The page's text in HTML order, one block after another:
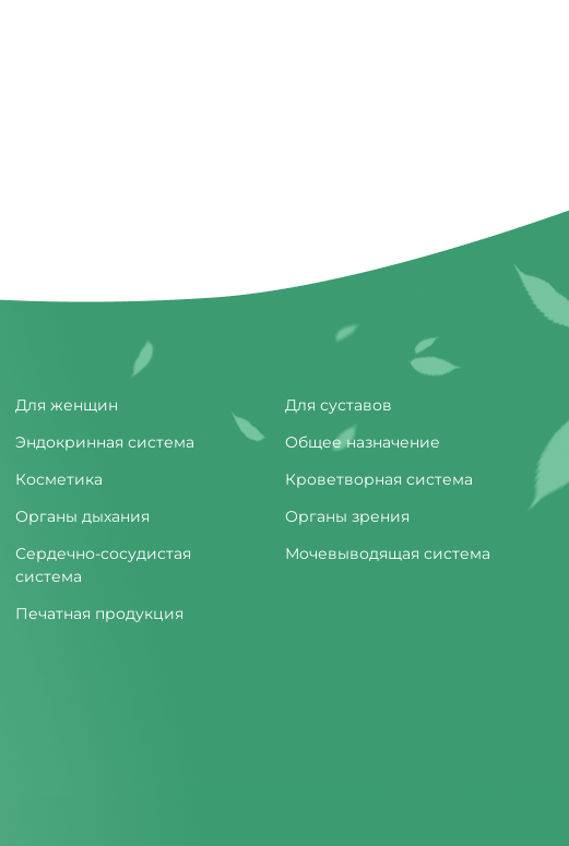
Для женщин
Для суставов
Эндокринная система
Общее назначение
Косметика
Кроветворная система
Органы дыхания
Органы зрения
Сердечно-сосудистая
система
Мочевыводящая система
Печатная продукция